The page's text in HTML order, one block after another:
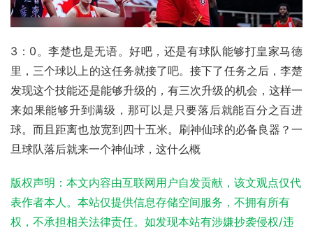
3：0。李楚也是无语。好吧，还是有球队能够打皇家马德
里，三个球以上的这任务就接了吧。接下了任务之后，李楚
发现这个技能还是能够升级的，有三次升级的机会，这样一
来如果能够升到满级，那可以是只要落后就能百分之百进
球。而且距离也放宽到四十五米。刷神仙球的必备良器？一
旦球队落后就来一个神仙球，这什么概
版权声明：本文内容由互联网用户自发贡献，该文观点仅代
表作者本人。本站仅提供信息存储空间服务，不拥有所有
权，不承担相关法律责任。如发现本站有涉嫌抄袭侵权/违